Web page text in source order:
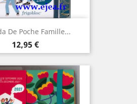
De Poche Famille...
Prix
12,95 €